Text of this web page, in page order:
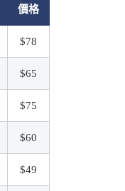
價格
$78
$65
$75
$60
$49